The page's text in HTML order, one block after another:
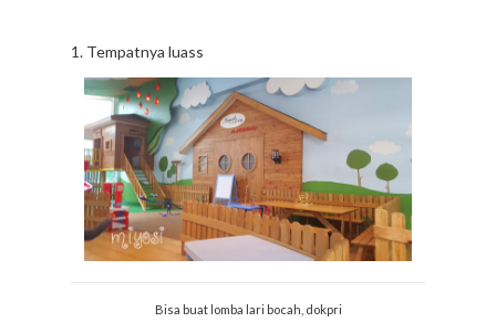
1. Tempatnya luass
Bisa buat lomba lari bocah, dokpri